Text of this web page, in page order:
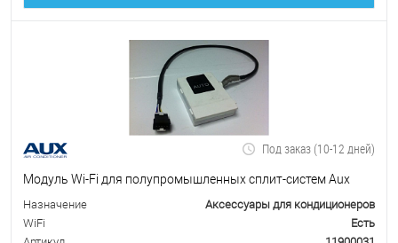
Под заказ (10-12 дней)
Модуль Wi-Fi для полупромышленных сплит-систем Aux
Назначение
Аксессуары для кондиционеров
WiFi
Есть